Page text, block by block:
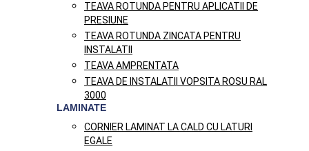
TEAVA ROTUNDA PENTRU APLICATII DE
PRESIUNE
TEAVA ROTUNDA ZINCATA PENTRU
INSTALATII
TEAVA AMPRENTATA
TEAVA DE INSTALATII VOPSITA ROSU RAL
3000
LAMINATE
CORNIER LAMINAT LA CALD CU LATURI
EGALE